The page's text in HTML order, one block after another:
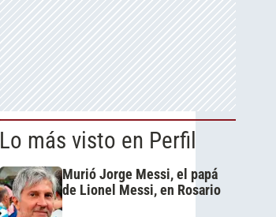
Lo más visto en Perfil
Murió Jorge Messi, el papá
de Lionel Messi, en Rosario